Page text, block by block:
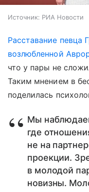
Источник: РИА Новости
Расставание певца
возлюбленной
что у пары не
Таким мнением в
поделилась
Мы
где
не на
проекции.
в молодой
новизны.